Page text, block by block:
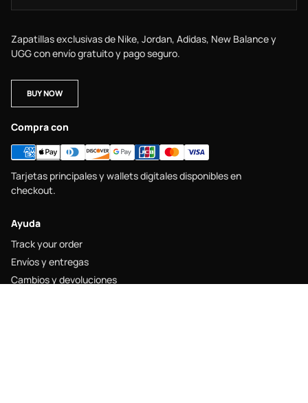
Zapatillas exclusivas de Nike, Jordan, Adidas, New Balance y
UGG con envío gratuito y pago seguro.
BUY NOW
Compra con
Tarjetas principales y wallets digitales disponibles en
checkout.
Ayuda
Track your order
Envíos y entregas
Cambios y devoluciones